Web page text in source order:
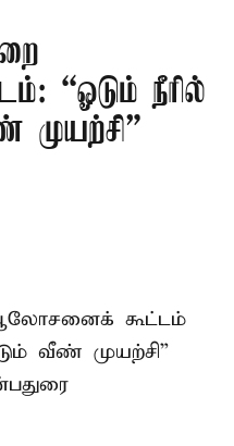
“ஓடும் நீரில்
–
கூட்டம்
வீண் முயற்சி”